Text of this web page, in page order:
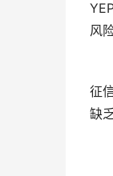
风
征
缺
这